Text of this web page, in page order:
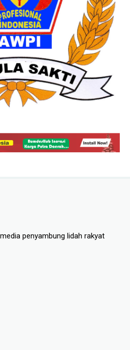
penyambung lidah rakyat